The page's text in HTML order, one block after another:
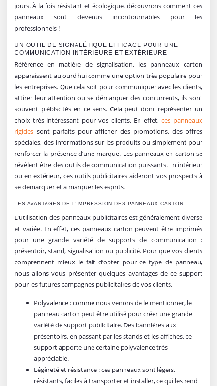
jours. À la fois résistant et écologique, découvrons comment ces
panneaux sont devenus incontournables pour les
professionnels !
UN OUTIL DE SIGNALÉTIQUE EFFICACE POUR UNE
COMMUNICATION INTÉRIEURE ET EXTÉRIEURE
Référence en matière de signalisation, les panneaux carton
apparaissent aujourd’hui comme une option très populaire pour
les entreprises. Que cela soit pour communiquer avec les clients,
attirer leur attention ou se démarquer des concurrents, ils sont
souvent plébiscités en ce sens. Cela peut donc représenter un
choix très intéressant pour vos clients. En effet,ces panneaux
rigides sont parfaits pour afficher des promotions, des offres
spéciales, des informations sur les produits ou simplement pour
renforcer la présence d’une marque. Les panneaux en carton se
révèlent être des outils de communication puissants. En intérieur
ou en extérieur, ces outils publicitaires aideront vos prospects à
se démarquer et à marquer les esprits.
LES AVANTAGES DE L’IMPRESSION DES PANNEAUX CARTON
L’utilisation des panneaux publicitaires est généralement diverse
et variée. En effet, ces panneaux carton peuvent être imprimés
pour une grande variété de supports de communication :
présentoir, stand, signalisation ou publicité. Pour que vos clients
comprennent mieux le fait d’opter pour ce type de panneau,
nous allons vous présenter quelques avantages de ce support
pour les futures campagnes publicitaires de vos clients.
Polyvalence : comme nous venons de le mentionner, le
panneau carton peut être utilisé pour créer une grande
variété de support publicitaire. Des bannières aux
présentoirs, en passant par les stands et les affiches, ce
support apporte une certaine polyvalence très
appréciable.
Légèreté et résistance : ces panneaux sont légers,
résistants, faciles à transporter et installer, ce qui les rend